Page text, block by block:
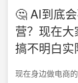
🤔 AI到底
营？现在
搞不明白
现在身边做电商